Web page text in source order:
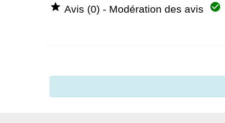
 Avis (0) - Modération des avis 